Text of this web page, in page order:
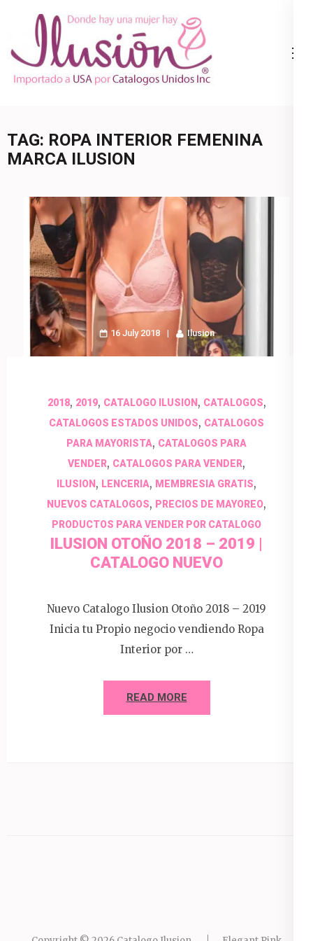
content
(Press
Ropa Interior
800.825.9452
TAG: ROPA INTERIOR FEMENINA
MARCA ILUSION
16 July 2018 Ilusion
2018, 2019, CATALOGO ILUSION, CATALOGOS,
CATALOGOS ESTADOS UNIDOS, CATALOGOS
PARA MAYORISTA, CATALOGOS PARA
VENDER, CATALOGOS PARA VENDER,
ILUSION , LENCERIA, MEMBRESIA GRATIS,
NUEVOS CATALOGOS, PRECIOS DE MAYOREO,
PRODUCTOS PARA VENDER POR CATALOGO
ILUSION OTOÑO 2018 – 2019 |
CATALOGO NUEVO
Nuevo Catalogo Ilusion Otoño 2018 – 2019
Inicia tu Propio negocio vendiendo Ropa
Interior por …
READ MORE